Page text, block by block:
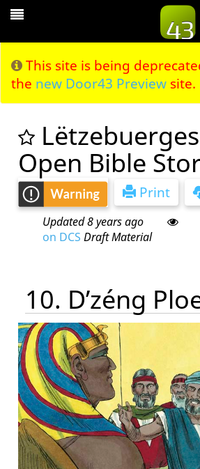
This site is being
the new Door43 Preview site.
Toggle
Open Bible
Print
Updated 8 years ago
on DCS Draft Material
10. D’zéng